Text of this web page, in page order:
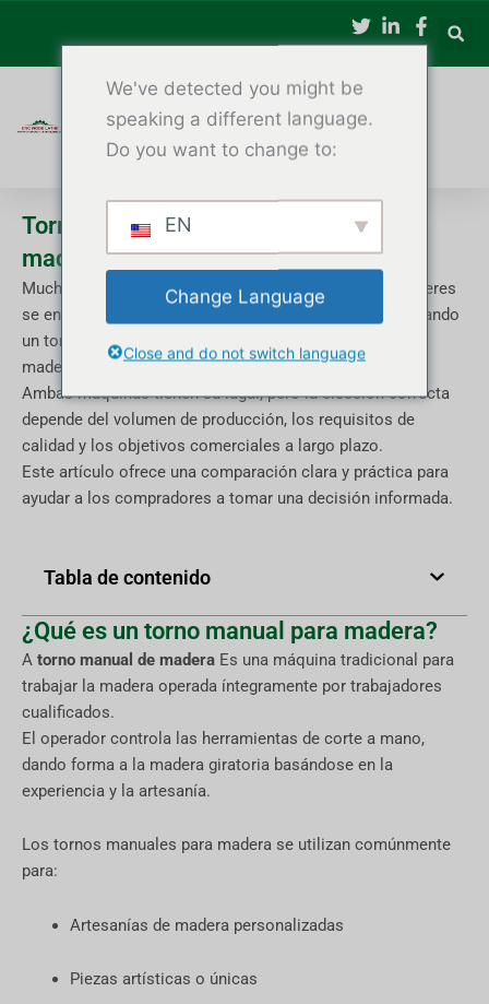
contenido
Torno de madera CNC vs. torno de
madera manual
Muchos fabricantes de carpintería y propietarios de talleres
se enfrentan a la misma pregunta: ¿debería seguir utilizando
un torno de madera manual o actualizarlo a un torno de
madera CNC?
Ambas máquinas tienen su lugar, pero la elección correcta
depende del volumen de producción, los requisitos de
calidad y los objetivos comerciales a largo plazo.
Este artículo ofrece una comparación clara y práctica para
ayudar a los compradores a tomar una decisión informada.
Tabla de contenido
¿Qué es un torno manual para madera?
A torno manual de madera Es una máquina tradicional para
trabajar la madera operada íntegramente por trabajadores
cualificados.
El operador controla las herramientas de corte a mano,
dando forma a la madera giratoria basándose en la
experiencia y la artesanía.
Los tornos manuales para madera se utilizan comúnmente
para:
Artesanías de madera personalizadas
Piezas artísticas o únicas
We've detected you might be
speaking a different language.
Do you want to change to:
EN
Change Language
Close and do not switch language